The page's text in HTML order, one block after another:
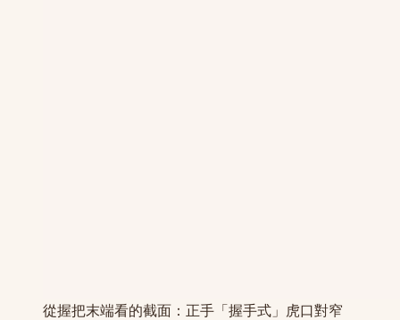
從握把末端看的截面：正手「握手式」虎口對窄